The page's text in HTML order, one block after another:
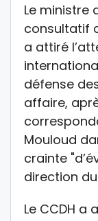
Le ministre
consultatif
a attiré
défense
affaire,
Mouloud
crainte
direction
Le CCDH a